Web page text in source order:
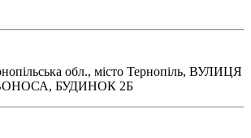
обл., місто Тернопіль, ВУЛИЦЯ
БУДИНОК 2Б